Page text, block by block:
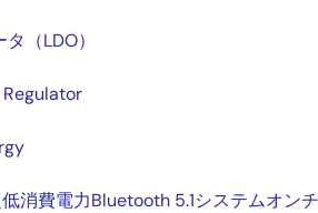
（LDO）
消費電力Bluetooth 5.1システムオン